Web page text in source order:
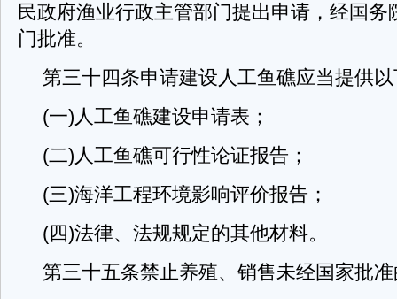
民政府渔业行政主管部门提出申请，经国务
门批准。
第三十四条申请建设人工鱼礁应当提供
(一)人工鱼礁建设申请表；
(二)人工鱼礁可行性论证报告；
(三)海洋工程环境影响评价报告；
(四)法律、法规规定的其他材料。
第三十五条禁止养殖、销售未经国家批